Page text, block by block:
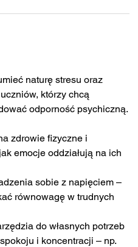
naturę stresu oraz
którzy chcą
odporność psychiczną.
zdrowie fizyczne i
emocje oddziałują na ich
sobie z napięciem –
równowagę w trudnych
do własnych potrzeb
i koncentracji – np.